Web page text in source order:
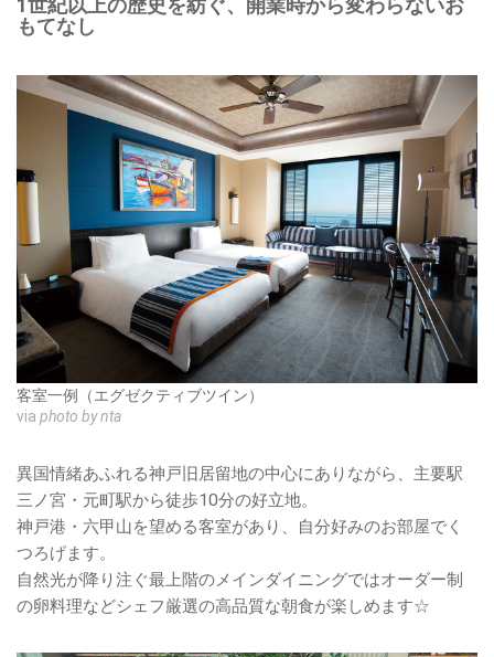
1世紀以上の歴史を紡ぐ、開業時から変わらないお
もてなし
客室一例（エグゼクティブツイン）
via photo by nta
異国情緒あふれる神戸旧居留地の中心にありながら、主要駅
三ノ宮・元町駅から徒歩10分の好立地。
神戸港・六甲山を望める客室があり、自分好みのお部屋でく
つろげます。
自然光が降り注ぐ最上階のメインダイニングではオーダー制
の卵料理などシェフ厳選の高品質な朝食が楽しめます☆